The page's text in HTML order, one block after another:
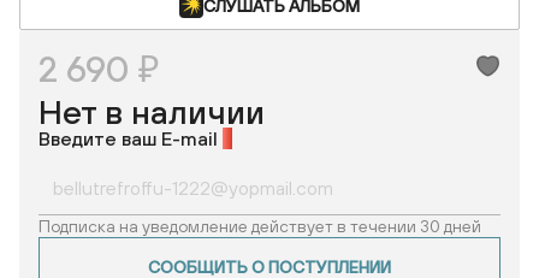
СЛУШАТЬ АЛЬБОМ
2 690 ₽
Нет в наличии
Введите ваш E-mail
Подписка на уведомление действует в течении 30 дней
СООБЩИТЬ О ПОСТУПЛЕНИИ